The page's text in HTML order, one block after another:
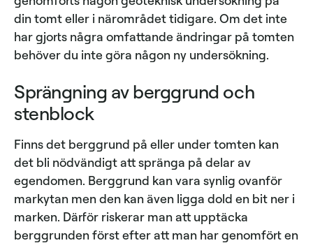
din tomt eller i närområdet tidigare. Om det inte
har gjorts några omfattande ändringar på tomten
behöver du inte göra någon ny undersökning.
Sprängning av berggrund och
stenblock
Finns det berggrund på eller under tomten kan
det bli nödvändigt att spränga på delar av
egendomen. Berggrund kan vara synlig ovanför
markytan men den kan även ligga dold en bit ner i
marken. Därför riskerar man att upptäcka
berggrunden först efter att man har genomfört en